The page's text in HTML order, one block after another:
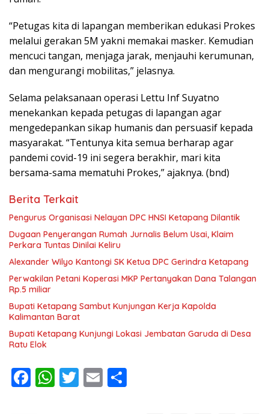
“Petugas kita di lapangan memberikan edukasi Prokes
melalui gerakan 5M yakni memakai masker. Kemudian
mencuci tangan, menjaga jarak, menjauhi kerumunan,
dan mengurangi mobilitas,” jelasnya.
Selama pelaksanaan operasi Lettu Inf Suyatno
menekankan kepada petugas di lapangan agar
mengedepankan sikap humanis dan persuasif kepada
masyarakat. “Tentunya kita semua berharap agar
pandemi covid-19 ini segera berakhir, mari kita
bersama-sama mematuhi Prokes,” ajaknya. (bnd)
Berita Terkait
Pengurus Organisasi Nelayan DPC HNSI Ketapang Dilantik
Dugaan Penyerangan Rumah Jurnalis Belum Usai, Klaim
Perkara Tuntas Dinilai Keliru
Alexander Wilyo Kantongi SK Ketua DPC Gerindra Ketapang
Perwakilan Petani Koperasi MKP Pertanyakan Dana Talangan
Rp.5 miliar
Bupati Ketapang Sambut Kunjungan Kerja Kapolda
Kalimantan Barat
Bupati Ketapang Kunjungi Lokasi Jembatan Garuda di Desa
Ratu Elok
F
ac
W
h
T
w
E
m